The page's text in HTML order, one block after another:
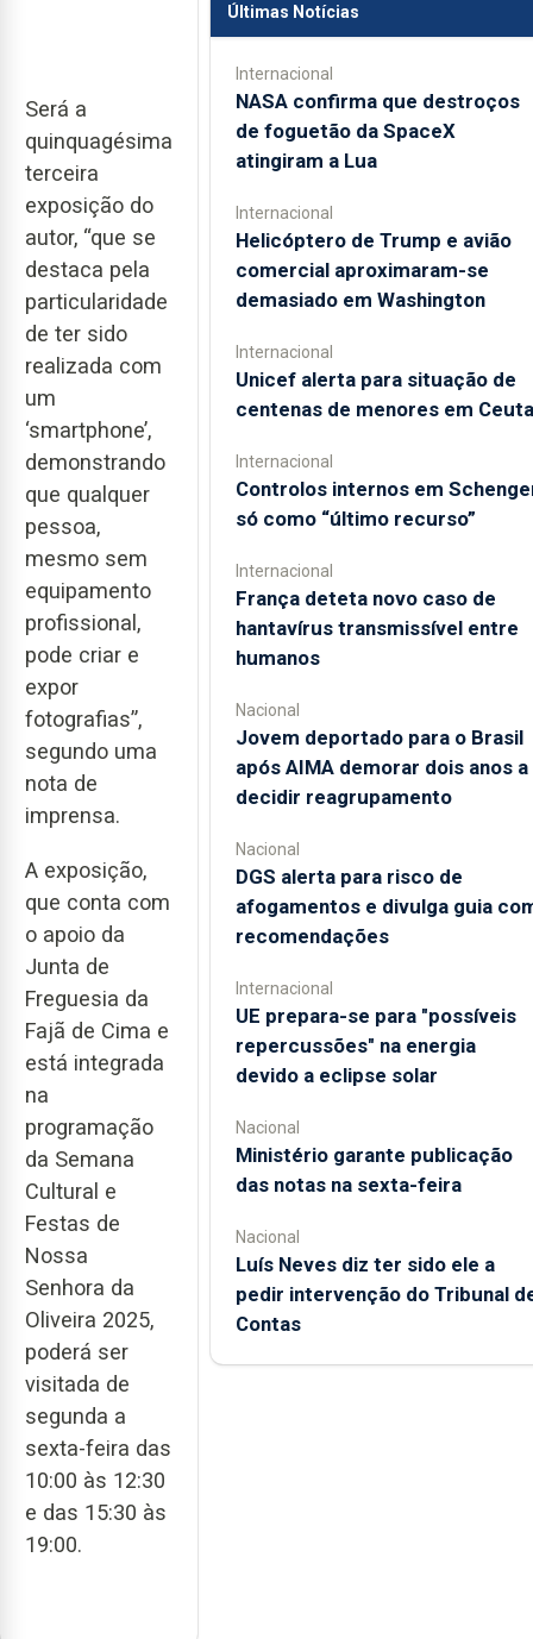
Será a
quinquagésima
terceira
exposição do
autor, “que se
destaca pela
particularidade
de ter sido
realizada com
um
‘smartphone’,
demonstrando
que qualquer
pessoa,
mesmo sem
equipamento
profissional,
pode criar e
expor
fotografias”,
segundo uma
nota de
imprensa.
A exposição,
que conta com
o apoio da
Junta de
Freguesia da
Fajã de Cima e
está integrada
na
programação
da Semana
Cultural e
Festas de
Nossa
Senhora da
Oliveira 2025,
poderá ser
visitada de
segunda a
sexta-feira das
10:00 às 12:30
e das 15:30 às
19:00.
Últimas Notícias
Internacional
NASA confirma que destroços
de foguetão da SpaceX
atingiram a Lua
Internacional
Helicóptero de Trump e avião
comercial aproximaram-se
demasiado em Washington
Internacional
Unicef alerta para situação de
centenas de menores em Ceuta
Internacional
Controlos internos em
só como “último recurso”
Internacional
França deteta novo caso de
hantavírus transmissível entre
humanos
Nacional
Jovem deportado para o Brasil
após AIMA demorar dois anos a
decidir reagrupamento
Nacional
DGS alerta para risco de
afogamentos e divulga guia
recomendações
Internacional
UE prepara-se para "possíveis
repercussões" na energia
devido a eclipse solar
Nacional
Ministério garante publicação
das notas na sexta-feira
Nacional
Luís Neves diz ter sido ele a
pedir intervenção do Tribunal
Contas